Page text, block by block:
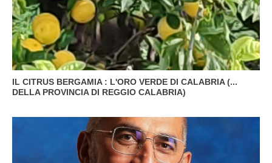
IL CITRUS BERGAMIA : L'ORO VERDE DI CALABRIA (...
DELLA PROVINCIA DI REGGIO CALABRIA)